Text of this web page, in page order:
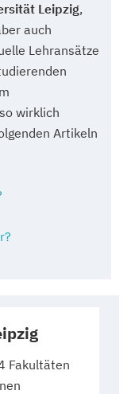
Leipzig,
auch
Lehransätze
wirklich
Artikeln
Fakultäten